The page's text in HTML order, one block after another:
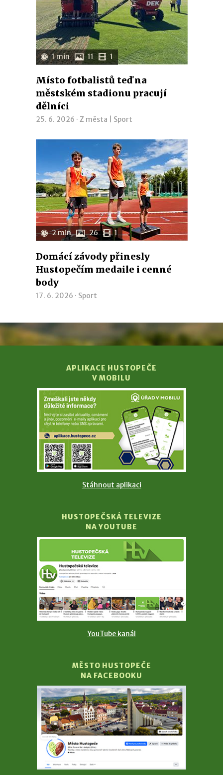
1 min 11 1
Místo fotbalistů teď na
městském stadionu pracují
dělníci
25. 6. 2026 · Z města Sport
2 min 26 1
Domácí závody přinesly
Hustopečím medaile i cenné
body
17. 6. 2026 · Sport
APLIKACE HUSTOPEČE
V MOBILU
Stáhnout aplikaci
HUSTOPEČSKÁ TELEVIZE
NA YOUTUBE
YouTube kanál
MĚSTO HUSTOPEČE
NA FACEBOOKU